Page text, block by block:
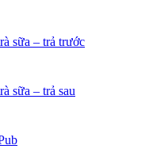
sữa – trả trước
sữa – trả sau